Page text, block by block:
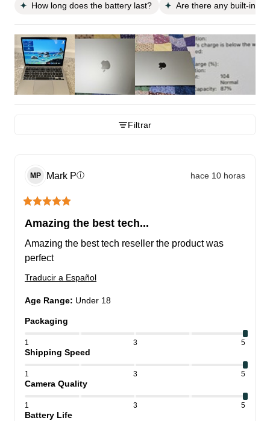
How long does the battery last? Are there any built-in
Filtrar
MP Mark Pⓘ hace 10 horas
Amazing the best tech...
Amazing the best tech reseller the product was
perfect
Traducir a Español
Age Range: Under 18
Packaging
1 3 5
Shipping Speed
1 3 5
Camera Quality
1 3 5
Battery Life